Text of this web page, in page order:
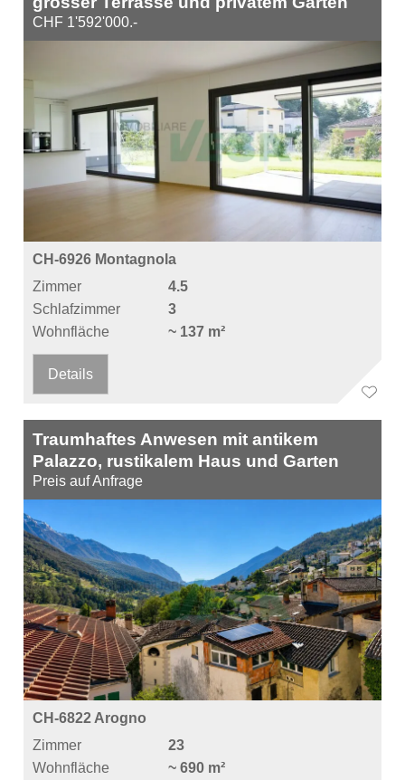
CHF 1'592'000.-
CH-6926 Montagnola
Zimmer
4.5
Schlafzimmer
3
Wohnfläche
~ 137 m²
Details
Traumhaftes Anwesen mit antikem
Palazzo, rustikalem Haus und Garten
Preis auf Anfrage
CH-6822 Arogno
Zimmer
23
Wohnfläche
~ 690 m²